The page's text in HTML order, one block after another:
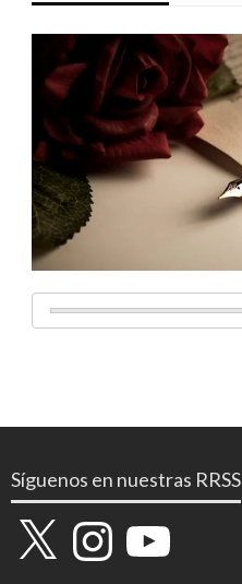
Síguenos en nuestras RRSS
X InstagramYouTube